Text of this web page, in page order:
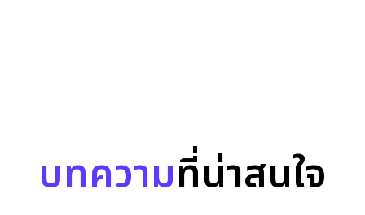
บทความที่น่าสนใจ